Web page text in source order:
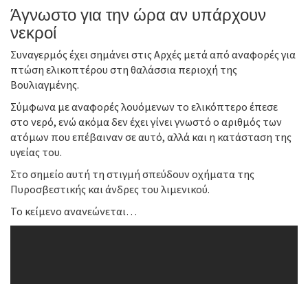
Άγνωστο για την ώρα αν υπάρχουν
νεκροί
Συναγερμός έχει σημάνει στις Αρχές μετά από αναφορές για
πτώση ελικοπτέρου στη θαλάσσια περιοχή της
Βουλιαγμένης.
Σύμφωνα με αναφορές λουόμενων το ελικόπτερο έπεσε
στο νερό, ενώ ακόμα δεν έχει γίνει γνωστό o αριθμός των
ατόμων που επέβαιναν σε αυτό, αλλά και η κατάσταση της
υγείας του.
Στο σημείο αυτή τη στιγμή σπεύδουν οχήματα της
Πυροσβεστικής και άνδρες του λιμενικού.
Το κείμενο ανανεώνεται…